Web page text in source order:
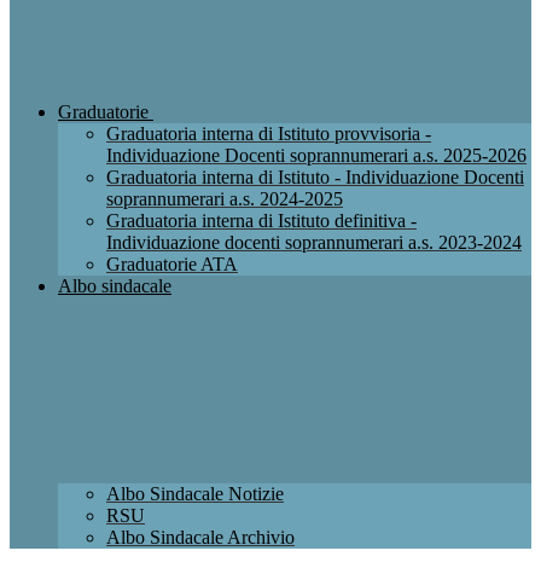
Graduatorie
Graduatoria interna di Istituto provvisoria -
Individuazione Docenti soprannumerari a.s. 2025-2026
Graduatoria interna di Istituto - Individuazione Docenti
soprannumerari a.s. 2024-2025
Graduatoria interna di Istituto definitiva -
Individuazione docenti soprannumerari a.s. 2023-2024
Graduatorie ATA
Albo sindacale
Albo Sindacale Notizie
RSU
Albo Sindacale Archivio